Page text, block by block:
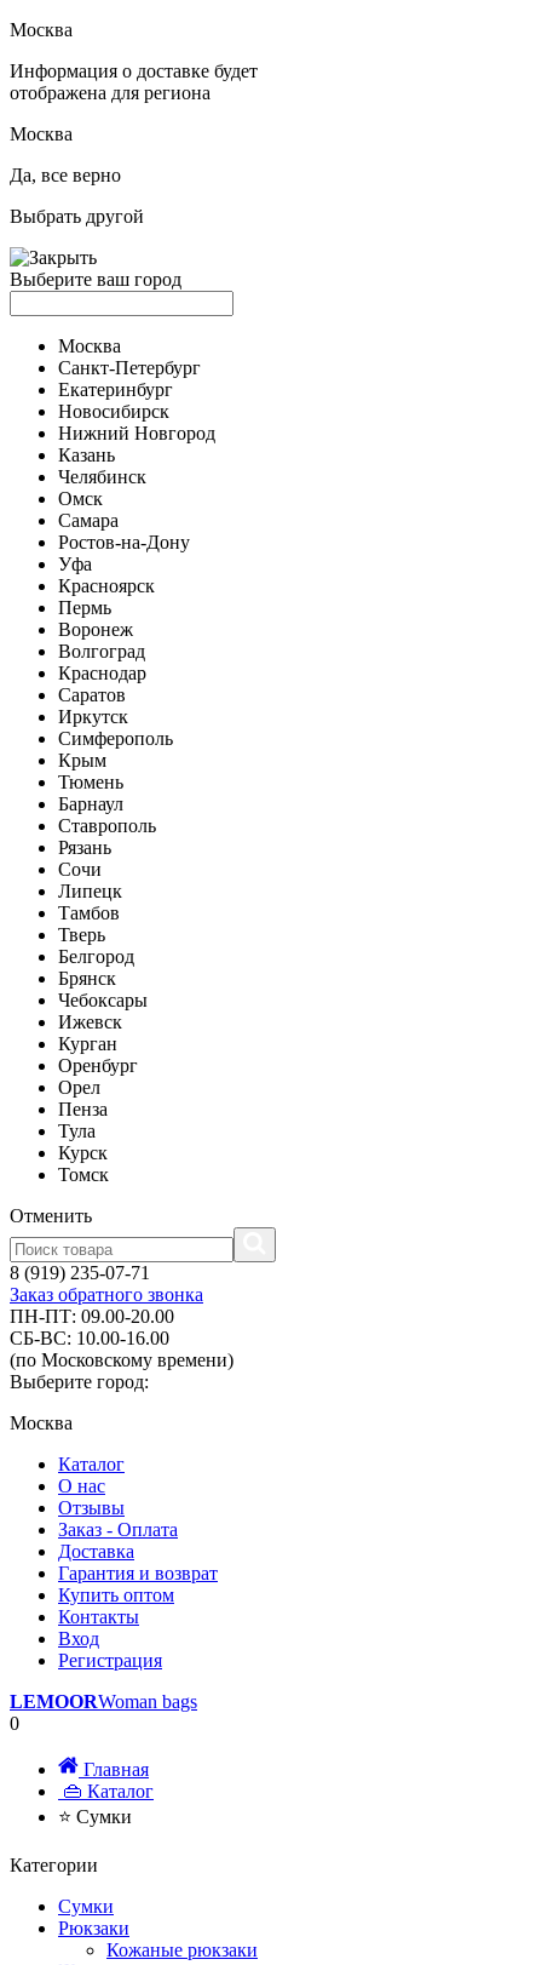
Москва
Информация о доставке будет
отображена для региона
Москва
Да, все верно
Выбрать другой
Выберите ваш город
Москва
Санкт-Петербург
Екатеринбург
Новосибирск
Нижний Новгород
Казань
Челябинск
Омск
Самара
Ростов-на-Дону
Уфа
Красноярск
Пермь
Воронеж
Волгоград
Краснодар
Саратов
Иркутск
Симферополь
Крым
Тюмень
Барнаул
Ставрополь
Рязань
Сочи
Липецк
Тамбов
Тверь
Белгород
Брянск
Чебоксары
Ижевск
Курган
Оренбург
Орел
Пенза
Тула
Курск
Томск
Отменить
8 (919) 235-07-71
Заказ обратного звонка
ПН-ПТ: 09.00-20.00
СБ-ВС: 10.00-16.00
(по Московскому времени)
Выберите город:
Москва
Каталог
О нас
Отзывы
Заказ - Оплата
Доставка
Гарантия и возврат
Купить оптом
Контакты
Вход
Регистрация
LEMOORWoman bags
0
Главная
👜 Каталог
⭐ Сумки
Категории
Сумки
Рюкзаки
Кожаные рюкзаки